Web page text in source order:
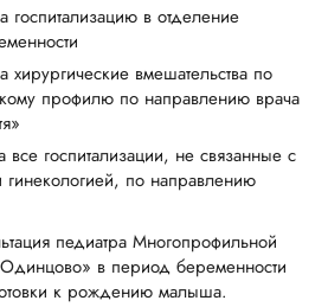
госпитализацию в отделение
вмешательства по
профилю по направлению врача
госпитализации, не связанные с
гинекологией, по направлению
педиатра Многопрофильной
в период беременности
к рождению малыша.